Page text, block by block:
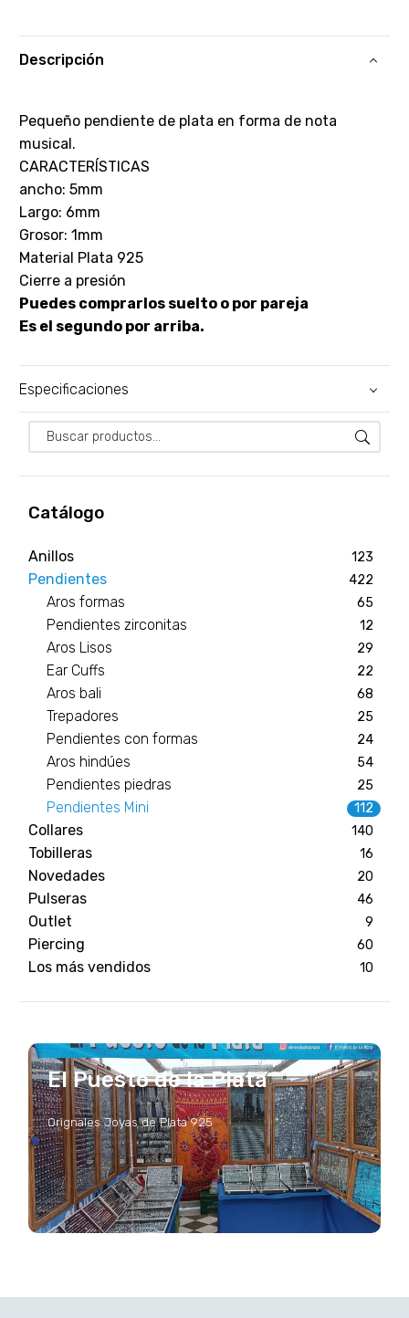
Catálogo
Anillos 123
Pendientes 422
Aros formas 65
Pendientes zirconitas 12
Aros Lisos 29
Ear Cuffs 22
Aros bali 68
Trepadores 25
Pendientes con formas 24
Aros hindúes 54
Pendientes piedras 25
Pendientes Mini 112
Collares 140
Tobilleras 16
Novedades 20
Pulseras 46
Outlet 9
Piercing 60
Los más vendidos 10
El Puesto de la Plata
Orignales Joyas de Plata 925
Descripción
Pequeño pendiente de plata en forma de nota
musical.
CARACTERÍSTICAS
ancho: 5mm
Largo: 6mm
Grosor: 1mm
Material Plata 925
Cierre a presión
Puedes comprarlos suelto o por pareja
Es el segundo por arriba.
Especificaciones